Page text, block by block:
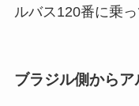
ルバス120番に乗っ
ブラジル側から